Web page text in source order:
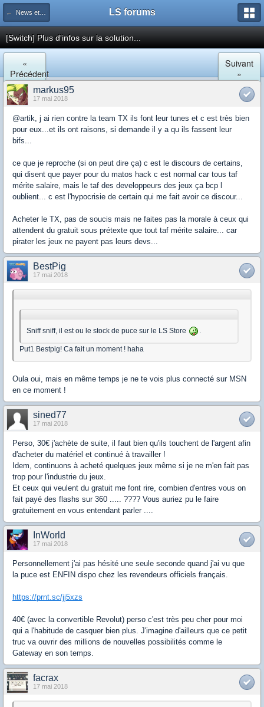
← News et actualités postées sur LS LS forums
[Switch] Plus d'infos sur la solution...
«
Précédent
Suivant
»
markus95
17 mai 2018
@artik, j ai rien contre la team TX ils font leur tunes et c est très bien
pour eux...et ils ont raisons, si demande il y a qu ils fassent leur
bifs...
ce que je reproche (si on peut dire ça) c est le discours de certains,
qui disent que payer pour du matos hack c est normal car tous taf
mérite salaire, mais le taf des developpeurs des jeux ça bcp l
oublient... c est l'hypocrisie de certain qui me fait avoir ce discour...
Acheter le TX, pas de soucis mais ne faites pas la morale à ceux qui
attendent du gratuit sous prétexte que tout taf mérite salaire... car
pirater les jeux ne payent pas leurs devs...
BestPig
17 mai 2018
Sniff sniff, il est ou le stock de puce sur le LS Store .
Put1 Bestpig! Ca fait un moment ! haha
Oula oui, mais en même temps je ne te vois plus connecté sur MSN
en ce moment !
sined77
17 mai 2018
Perso, 30€ j'achète de suite, il faut bien qu'ils touchent de l'argent afin
d'acheter du matériel et continué à travailler !
Idem, continuons à acheté quelques jeux même si je ne m'en fait pas
trop pour l'industrie du jeux.
Et ceux qui veulent du gratuit me font rire, combien d'entres vous on
fait payé des flashs sur 360 ..... ???? Vous auriez pu le faire
gratuitement en vous entendant parler ....
InWorld
17 mai 2018
Personnellement j'ai pas hésité une seule seconde quand j'ai vu que
la puce est ENFIN dispo chez les revendeurs officiels français.
https://prnt.sc/jj5xzs
40€ (avec la convertible Revolut) perso c'est très peu cher pour moi
qui a l'habitude de casquer bien plus. J'imagine d'ailleurs que ce petit
truc va ouvrir des millions de nouvelles possibilités comme le
Gateway en son temps.
facrax
17 mai 2018